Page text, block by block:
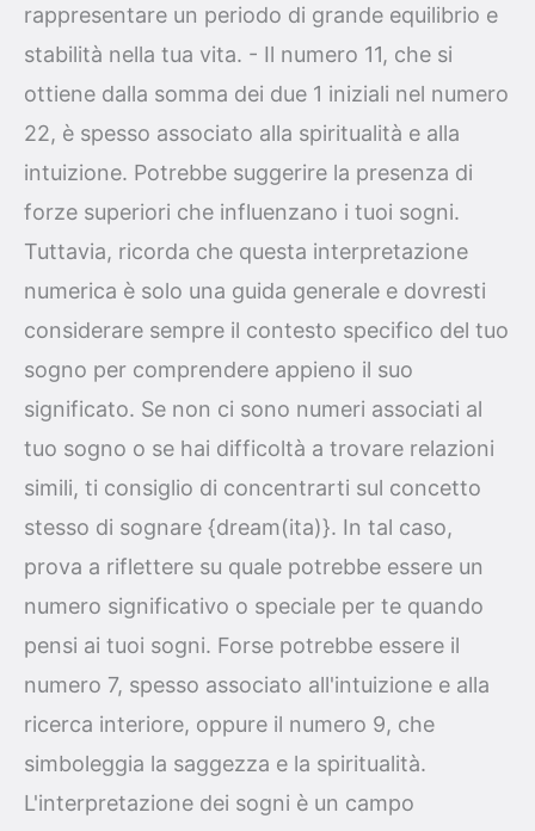
rappresentare un periodo di grande equilibrio e
stabilità nella tua vita. - Il numero 11, che si
ottiene dalla somma dei due 1 iniziali nel numero
22, è spesso associato alla spiritualità e alla
intuizione. Potrebbe suggerire la presenza di
forze superiori che influenzano i tuoi sogni.
Tuttavia, ricorda che questa interpretazione
numerica è solo una guida generale e dovresti
considerare sempre il contesto specifico del tuo
sogno per comprendere appieno il suo
significato. Se non ci sono numeri associati al
tuo sogno o se hai difficoltà a trovare relazioni
simili, ti consiglio di concentrarti sul concetto
stesso di sognare {dream(ita)}. In tal caso,
prova a riflettere su quale potrebbe essere un
numero significativo o speciale per te quando
pensi ai tuoi sogni. Forse potrebbe essere il
numero 7, spesso associato all'intuizione e alla
ricerca interiore, oppure il numero 9, che
simboleggia la saggezza e la spiritualità.
L'interpretazione dei sogni è un campo